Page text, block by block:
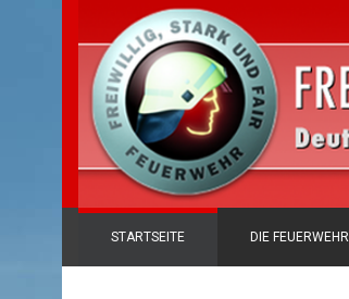
STARTSEITE DIE FEUERWEHR